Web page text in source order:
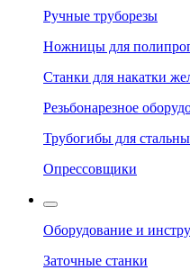
Ручные труборезы
Ножницы для
Станки для накатки
Резьбонарезное
Трубогибы для
Опрессовщики
Оборудование и
Заточные станки